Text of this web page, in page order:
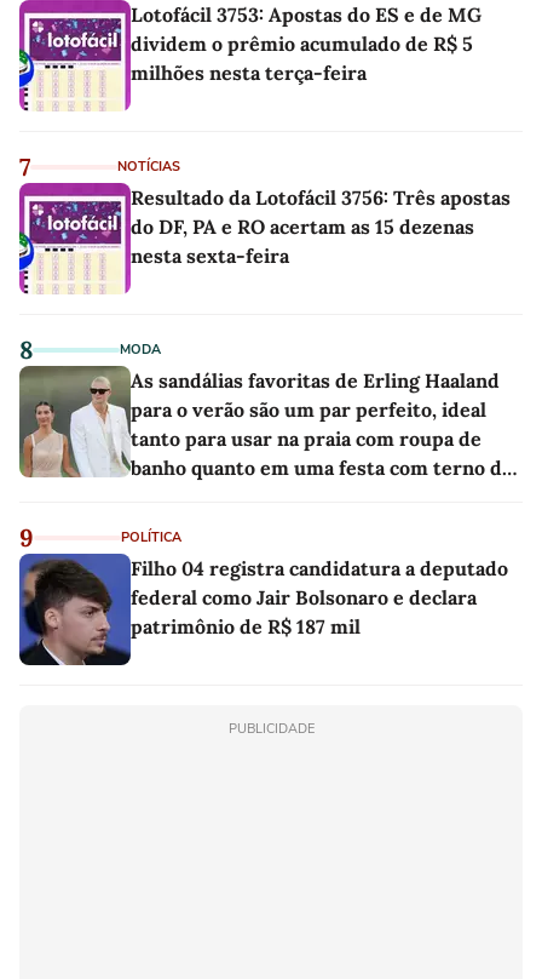
Lotofácil 3753: Apostas do ES e de MG
dividem o prêmio acumulado de R$ 5
milhões nesta terça-feira
7 NOTÍCIAS
Resultado da Lotofácil 3756: Três apostas
do DF, PA e RO acertam as 15 dezenas
nesta sexta-feira
8 MODA
As sandálias favoritas de Erling Haaland
para o verão são um par perfeito, ideal
tanto para usar na praia com roupa de
banho quanto em uma festa com terno de
9 POLÍTICA
Filho 04 registra candidatura a deputado
federal como Jair Bolsonaro e declara
patrimônio de R$ 187 mil
PUBLICIDADE